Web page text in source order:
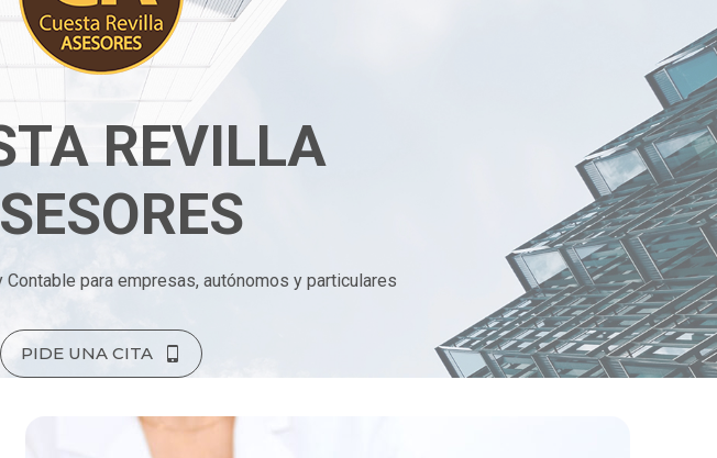
REVILLA
para empresas, autónomos y particulares
PIDE UNA CITA